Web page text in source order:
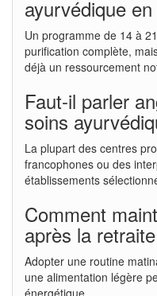
ayurvédique
Un programme de 14 à
purification complète,
déjà un ressourcement
Faut-il parler
soins
La plupart des centres
francophones ou des
établissements
Comment
après la
Adopter une routine
une alimentation légère
énergétique.